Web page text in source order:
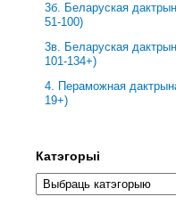
3б. Беларуская
51-100)
3в. Беларуская
101-134+)
4. Пераможная
19+)
Катэгорыі